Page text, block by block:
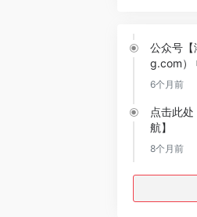
公众号
g.com）
6个月前
点击此
航】
8个月前